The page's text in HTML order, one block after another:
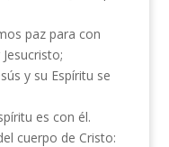
paz para con
y su Espíritu se
es con él.
cuerpo de Cristo: